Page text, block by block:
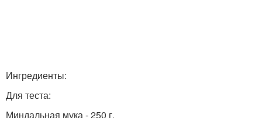
Ингредиенты:
Для теста:
Миндальная мука - 250 г.